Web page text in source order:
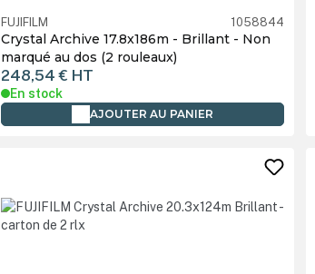
FUJIFILM 1058844
Crystal Archive 17.8x186m - Brillant - Non
marqué au dos (2 rouleaux)
248,54 € HT
En stock
AJOUTER AU PANIER